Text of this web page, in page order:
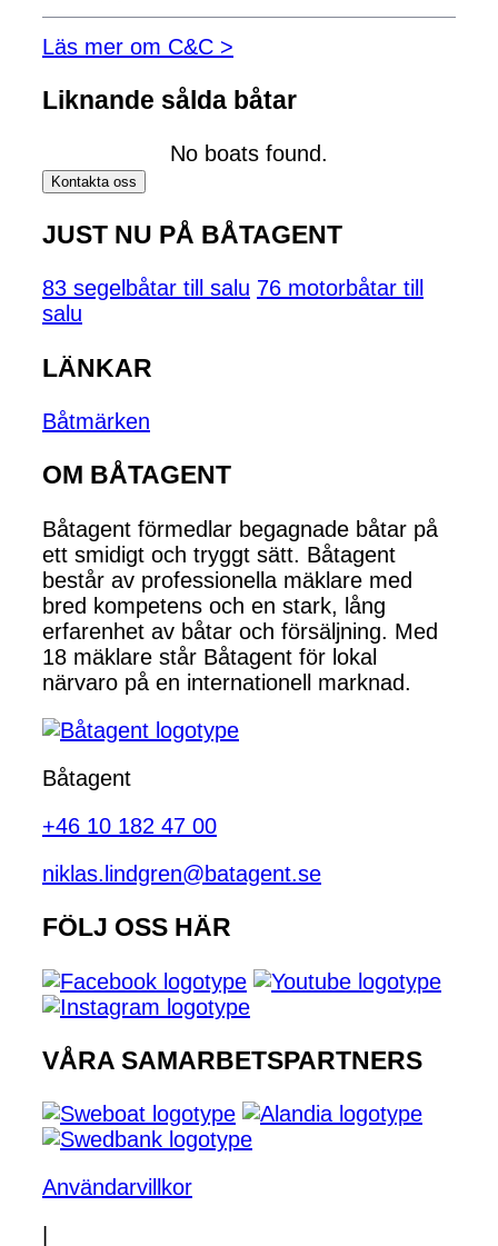
Läs mer om C&C >
Liknande sålda båtar
No boats found.
Kontakta oss
JUST NU PÅ BÅTAGENT
83 segelbåtar till salu 76 motorbåtar till
salu
LÄNKAR
Båtmärken
OM BÅTAGENT
Båtagent förmedlar begagnade båtar på
ett smidigt och tryggt sätt. Båtagent
består av professionella mäklare med
bred kompetens och en stark, lång
erfarenhet av båtar och försäljning. Med
18 mäklare står Båtagent för lokal
närvaro på en internationell marknad.
Båtagent
+46 10 182 47 00
niklas.lindgren@batagent.se
FÖLJ OSS HÄR
VÅRA SAMARBETSPARTNERS
Användarvillkor